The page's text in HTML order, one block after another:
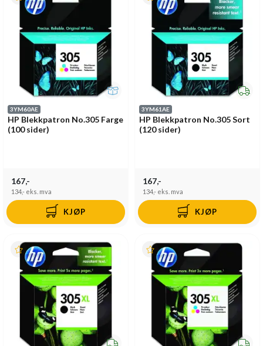
3YM60AE
HP Blekkpatron No.305 Farge
(100 sider)
167,-
134,- eks. mva
KJØP
3YM61AE
HP Blekkpatron No.305 Sort
(120 sider)
167,-
134,- eks. mva
KJØP